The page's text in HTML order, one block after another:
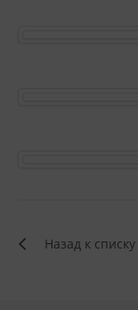
Назад к списку